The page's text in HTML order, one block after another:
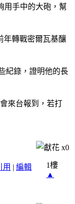
用手中的大砲，幫
年轉戰密爾瓦基釀
紀錄，證明他的長
來台報到，若打
x0
用 | 編輯
1樓
▲